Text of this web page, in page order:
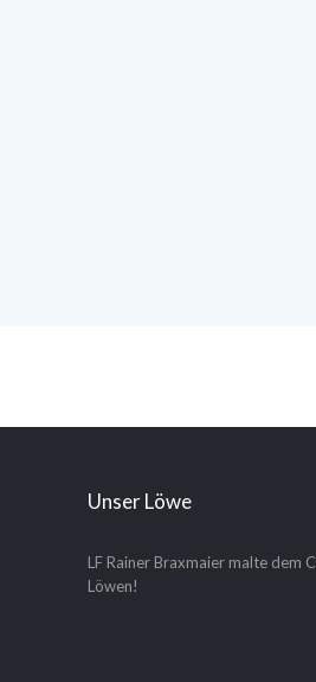
Unser Löwe
LF Rainer Braxmaier malte dem
Löwen!